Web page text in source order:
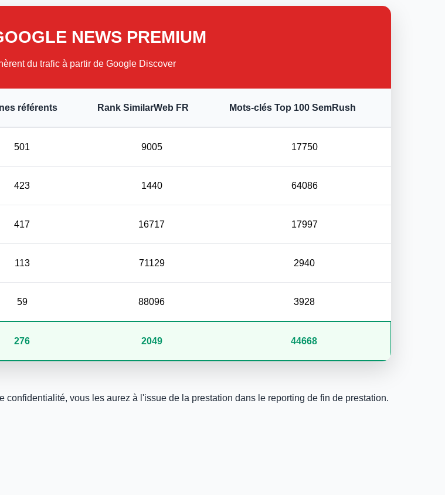
NEWS PREMIUM
du trafic à partir de Google Discover
référents Rank SimilarWeb FR Mots-clés Top 100 SemRush
501 9005 17750
423 1440 64086
417 16717 17997
113 71129 2940
59 88096 3928
276 2049 44668
vous les aurez à l'issue de la prestation dans le reporting de fin de prestation.